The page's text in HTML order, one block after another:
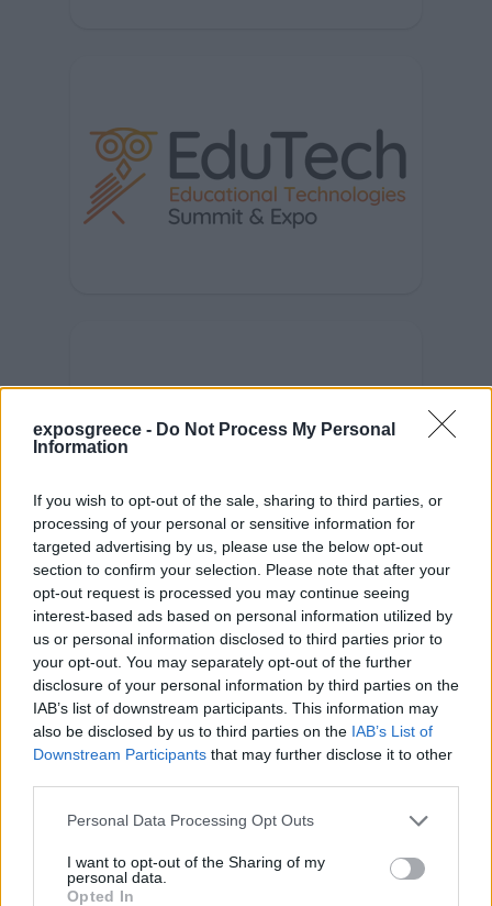
exposgreece - Do Not Process My Personal
Information
If you wish to opt-out of the sale, sharing to third parties, or
processing of your personal or sensitive information for
targeted advertising by us, please use the below opt-out
section to confirm your selection. Please note that after your
opt-out request is processed you may continue seeing
interest-based ads based on personal information utilized by
us or personal information disclosed to third parties prior to
your opt-out. You may separately opt-out of the further
disclosure of your personal information by third parties on the
IAB’s list of downstream participants. This information may
also be disclosed by us to third parties on the IAB’s List of
Downstream Participants that may further disclose it to other
Personal Data Processing Opt Outs
I want to opt-out of the Sharing of my
personal data.
Opted In